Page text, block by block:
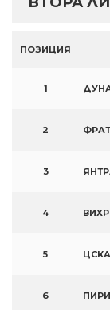
ПОЗИЦИЯ
1
2
3
4
5
6